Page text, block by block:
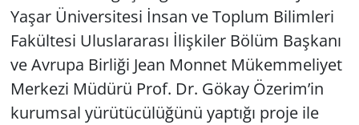
Yaşar Üniversitesi İnsan ve Toplum Bilimleri
Fakültesi Uluslararası İlişkiler Bölüm Başkanı
ve Avrupa Birliği Jean Monnet Mükemmeliyet
Merkezi Müdürü Prof. Dr. Gökay Özerim’in
kurumsal yürütücülüğünü yaptığı proje ile